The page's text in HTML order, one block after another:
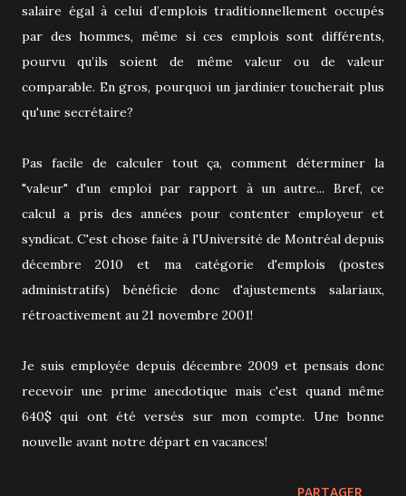
salaire égal à celui d’emplois traditionnellement occupés
par des hommes, même si ces emplois sont différents,
pourvu qu’ils soient de même valeur ou de valeur
comparable. En gros, pourquoi un jardinier toucherait plus
qu'une secrétaire?
Pas facile de calculer tout ça, comment déterminer la
"valeur" d'un emploi par rapport à un autre... Bref, ce
calcul a pris des années pour contenter employeur et
syndicat. C'est chose faite à l'Université de Montréal depuis
décembre 2010 et ma catégorie d'emplois (postes
administratifs) bénéficie donc d'ajustements salariaux,
rétroactivement au 21 novembre 2001!
Je suis employée depuis décembre 2009 et pensais donc
recevoir une prime anecdotique mais c'est quand même
640$ qui ont été versés sur mon compte. Une bonne
nouvelle avant notre départ en vacances!
PARTAGER